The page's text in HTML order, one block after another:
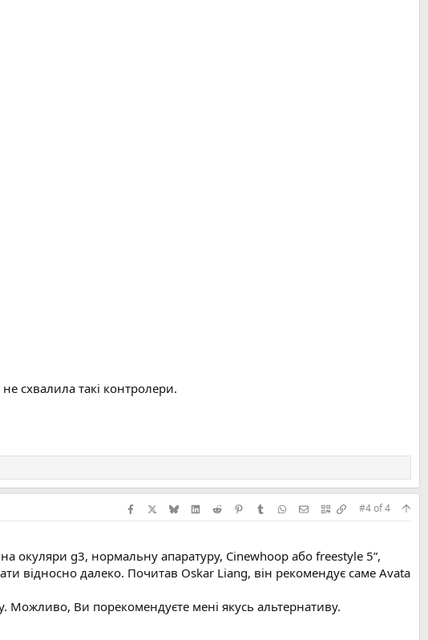
схвалила такі контролери.
FacebookX (Twitter)
BlueskyLinkedInRedditPinterestTumblrWhatsApp
E-mailQR Code
Скопіювати
#4of4
g3, нормальну апаратуру, Cinewhoop або freestyle 5”,
відносно далеко. Почитав Oskar Liang, він рекомендує саме Avata
Можливо, Ви порекомендуєте мені якусь альтернативу.